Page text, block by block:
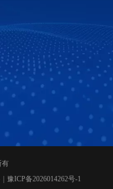
有
豫ICP备2026014262号-1